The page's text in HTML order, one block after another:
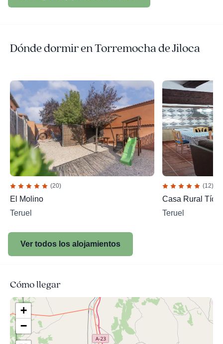
Dónde dormir en Torremocha de Jiloca
(20)
El Molino
Teruel
(12)
Casa Rural Tío
Teruel
Ver todos los alojamientos
Cómo llegar
+
−